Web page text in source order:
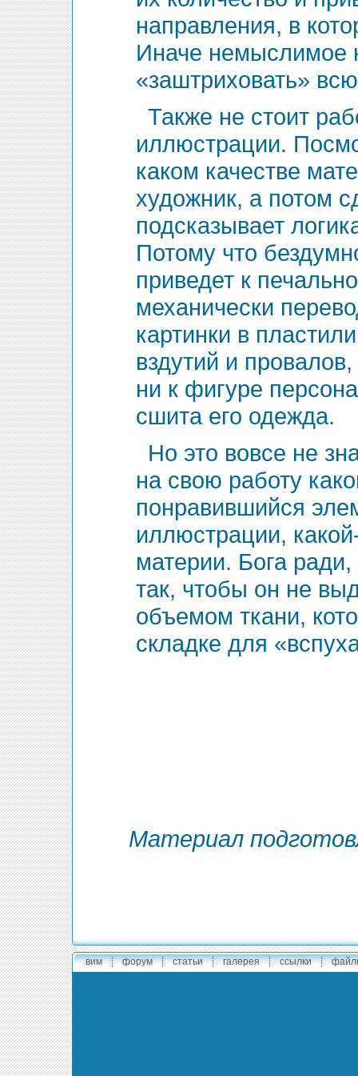
направления, в
Иначе немыслимое
«заштриховать»
Также не стоит
иллюстрации.
каком качестве
художник, а потом
подсказывает
Потому что
приведет к
механически
картинки в
вздутий и
ни к фигуре
сшита его одежда.
Но это вовсе не
на свою работу
понравившийся
иллюстрации,
материи. Бога
так, чтобы он не
объемом ткани,
складке для
Материал
вим форум статьи галерея ссылки